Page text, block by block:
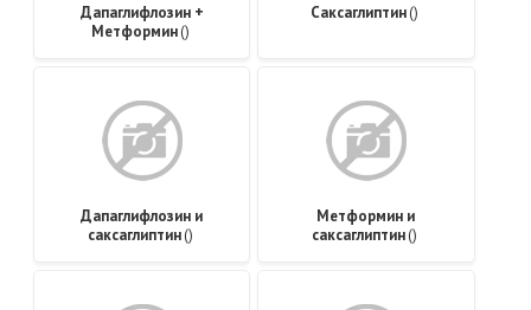
Дапаглифлозин +
Метформин()
Саксаглиптин()
Дапаглифлозин и
саксаглиптин()
Метформин и
саксаглиптин()